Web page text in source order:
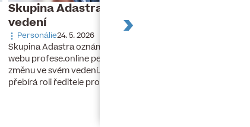
Skupina Adastra mění své
vedení
Personálie24. 5. 2026
Skupina Adastra oznámila redakci
webu profese.online personální
změnu ve svém vedení. Petr Zelenka
přebírá roli ředitele pro umělou…